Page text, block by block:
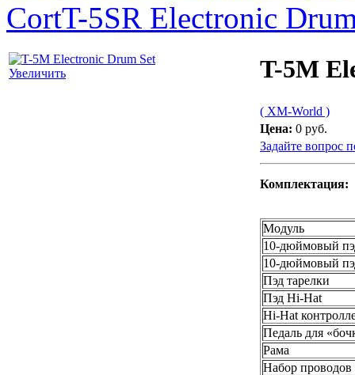
CortT-5SR Electronic
Увеличить T-5M
( XM-World )
Цена: 0 руб.
Задайте вопрос
Комплектация:
Модуль
10-дюймовый
10-дюймовый
Пэд тарелки
Пэд Hi-Hat
Hi-Hat
Педаль для
Рама
Набор проводов